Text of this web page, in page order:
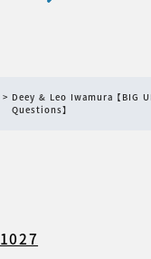
Deey & Leo Iwamura【BIG
Questions】